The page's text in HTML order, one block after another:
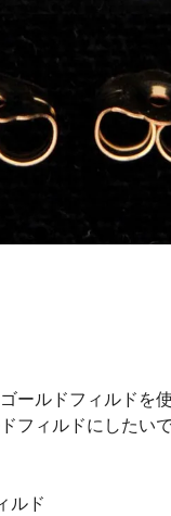
ールドフィルドを
フィルドにしたいで
ルド